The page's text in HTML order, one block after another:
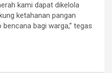
kami dapat dikelola
ketahanan pangan
bagi warga,” tegas